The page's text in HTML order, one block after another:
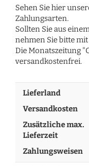
Sehen Sie hier
Zahlungsarten.
Sollten Sie aus
nehmen Sie bitte
Die Monatszeitung
versandkostenfrei.
Lieferland
Versandkosten
Zusätzliche max.
Lieferzeit
Zahlungsweisen